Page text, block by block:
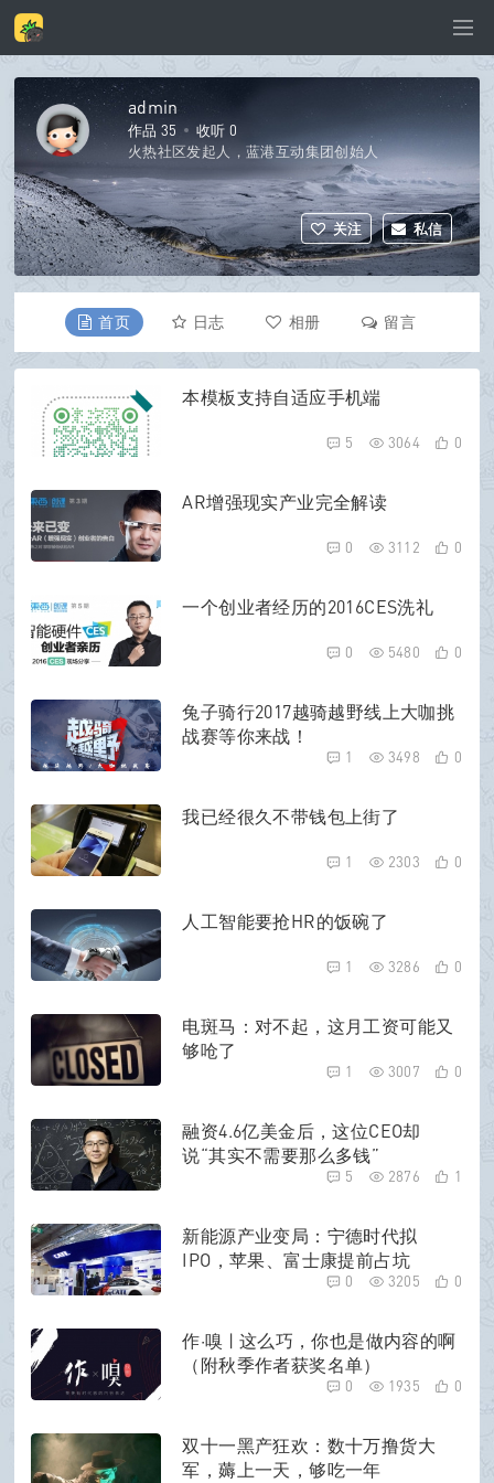
admin
作品 35
收听 0
火热社区发起人，蓝港互动集团创始人
关注 私信
首页 日志 相册 留言
本模板支持自适应手机端
5 3064 0
AR增强现实产业完全解读
0 3112 0
一个创业者经历的2016CES洗礼
0 5480 0
兔子骑行2017越骑越野线上大咖挑
战赛等你来战！
1 3498 0
我已经很久不带钱包上街了
1 2303 0
人工智能要抢HR的饭碗了
1 3286 0
电斑马：对不起，这月工资可能又
够呛了
1 3007 0
融资4.6亿美金后，这位CEO却
说“其实不需要那么多钱”
5 2876 1
新能源产业变局：宁德时代拟
IPO，苹果、富士康提前占坑
0 3205 0
作·嗅 | 这么巧，你也是做内容的啊
（附秋季作者获奖名单）
0 1935 0
双十一黑产狂欢：数十万撸货大
军，薅上一天，够吃一年